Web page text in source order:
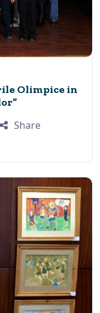
Olimpice in
Share